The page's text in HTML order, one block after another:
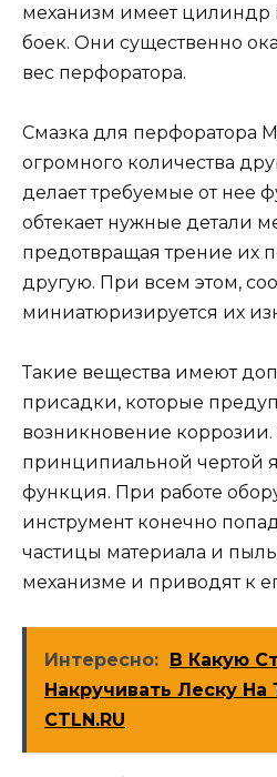
механизм имеет цилиндр
боек. Они существенно
вес перфоратора.
Смазка для перфоратора
огромного количества
делает требуемые от нее
обтекает нужные детали
предотвращая трение их
другую. При всем этом,
миниатюризируется их
Такие вещества имеют
присадки, которые
возникновение коррозии.
принципиальной чертой
функция. При работе
инструмент конечно
частицы материала и
механизме и приводят к
Интересно:
В Какую
Накручивать Леску
CTLN.RU